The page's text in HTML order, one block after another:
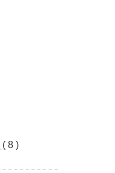
( 8 )